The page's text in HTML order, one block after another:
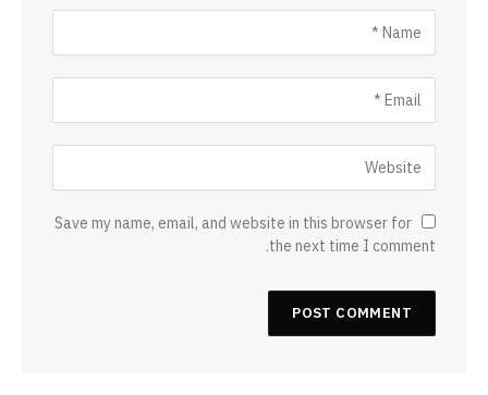
Save my name, email, and website in this browser for
the next time I comment.